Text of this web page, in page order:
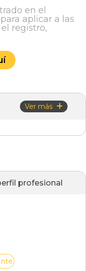
en el
para aplicar a las
registro,
Ver más
profesional